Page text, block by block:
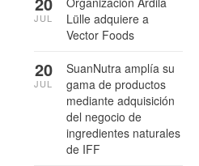
Lülle adquiere a
Vector Foods
JUL
SuanNutra amplía su
gama de productos
mediante adquisición
del negocio de
ingredientes naturales
de IFF
20
JUL